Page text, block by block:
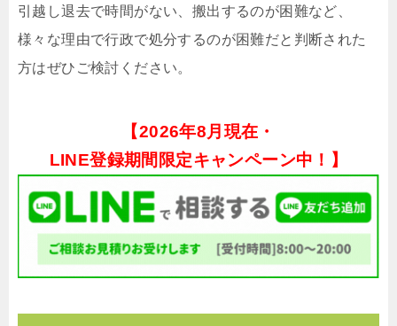
引越し退去で時間がない、搬出するのが困難など、
様々な理由で行政で処分するのが困難だと判断された
方はぜひご検討ください。
【2026年8月現在・
LINE登録期間限定キャンペーン中！】